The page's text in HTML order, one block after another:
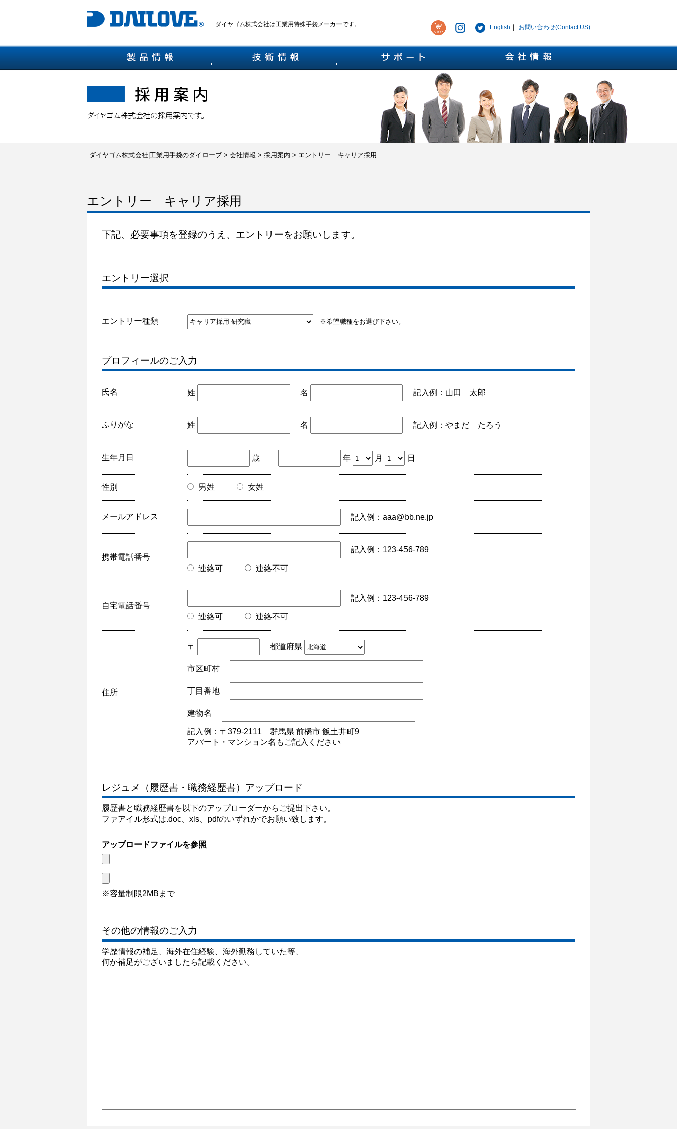
ダイヤゴム株式会社は工業用特殊手袋メーカーです。 English ｜ お問い合わせ(Contact US)
ダイヤゴム株式会社|工業用手袋のダイローブ > 会社情報 > 採用案内 > エントリー キャリア採用
エントリー キャリア採用
下記、必要事項を登録のうえ、エントリーをお願いします。
エントリー選択
エントリー種類 ※希望職種をお選び下さい。
プロフィールのご入力
氏名 姓 名 記入例：山田 太郎
ふりがな 姓 名 記入例：やまだ たろう
生年月日 歳 年 月 日
性別 男姓 女姓
メールアドレス 記入例：aaa@bb.ne.jp
携帯電話番号
記入例：123-456-789
連絡可 連絡不可
自宅電話番号
記入例：123-456-789
連絡可 連絡不可
住所
〒 都道府県
市区町村
丁目番地
建物名
記入例：〒379-2111 群馬県 前橋市 飯土井町9
アパート・マンション名もご記入ください
レジュメ（履歴書・職務経歴書）アップロード
履歴書と職務経歴書を以下のアップローダーからご提出下さい。
ファアイル形式は.doc、xls、pdfのいずれかでお願い致します。
アップロードファイルを参照
※容量制限2MBまで
その他の情報のご入力
学歴情報の補足、海外在住経験、海外勤務していた等、
何か補足がございましたら記載ください。